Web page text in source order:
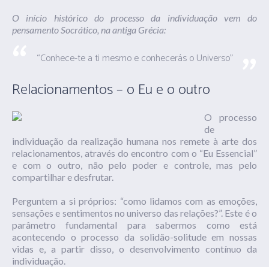
O início histórico do processo da individuação vem do
pensamento Socrático, na antiga Grécia:
“Conhece-te a ti mesmo e conhecerás o Universo”
Relacionamentos – o Eu e o outro
O processo
de
individuação da realização humana nos remete à arte dos
relacionamentos, através do encontro com o “Eu Essencial”
e com o outro, não pelo poder e controle, mas pelo
compartilhar e desfrutar.
Perguntem a si próprios: “como lidamos com as emoções,
sensações e sentimentos no universo das relações?”. Este é o
parâmetro fundamental para sabermos como está
acontecendo o processo da solidão-solitude em nossas
vidas e, a partir disso, o desenvolvimento contínuo da
individuação.